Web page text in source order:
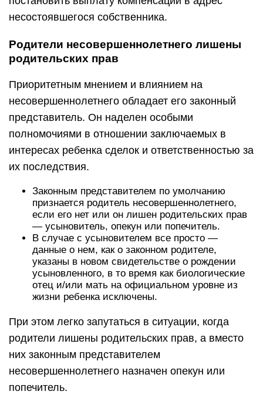
несостоявшегося собственника.
Родители несовершеннолетнего лишены
родительских прав
Приоритетным мнением и влиянием на
несовершеннолетнего обладает его законный
представитель. Он наделен особыми
полномочиями в отношении заключаемых в
интересах ребенка сделок и ответственностью за
их последствия.
Законным представителем по умолчанию
признается родитель несовершеннолетнего,
если его нет или он лишен родительских прав
— усыновитель, опекун или попечитель.
В случае с усыновителем все просто —
данные о нем, как о законном родителе,
указаны в новом свидетельстве о рождении
усыновленного, в то время как биологические
отец и/или мать на официальном уровне из
жизни ребенка исключены.
При этом легко запутаться в ситуации, когда
родители лишены родительских прав, а вместо
них законным представителем
несовершеннолетнего назначен опекун или
попечитель.